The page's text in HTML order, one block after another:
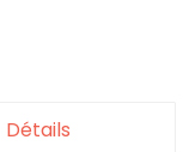
Détails